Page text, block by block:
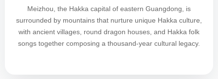
Meizhou, the Hakka capital of eastern Guangdong, is
surrounded by mountains that nurture unique Hakka culture,
with ancient villages, round dragon houses, and Hakka folk
songs together composing a thousand-year cultural legacy.